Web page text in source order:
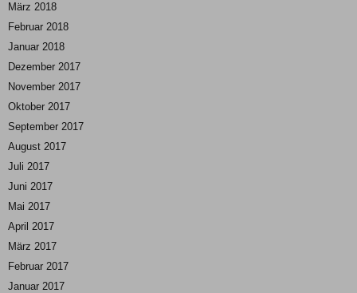
März 2018
Februar 2018
Januar 2018
Dezember 2017
November 2017
Oktober 2017
September 2017
August 2017
Juli 2017
Juni 2017
Mai 2017
April 2017
März 2017
Februar 2017
Januar 2017